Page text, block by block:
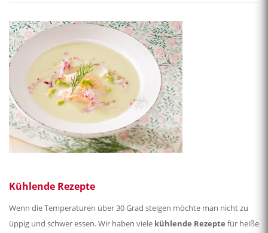
Kühlende Rezepte
Wenn die Temperaturen über 30 Grad steigen möchte man nicht zu
üppig und schwer essen. Wir haben viele kühlende Rezepte für heiße